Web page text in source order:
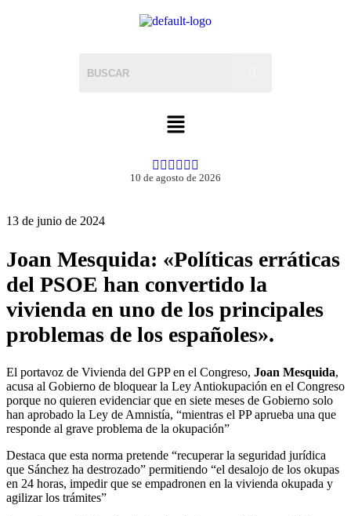
10 de agosto de 2026
13 de junio de 2024
Joan Mesquida: «Políticas erráticas
del PSOE han convertido la
vivienda en uno de los principales
problemas de los españoles».
El portavoz de Vivienda del GPP en el Congreso, Joan Mesquida,
acusa al Gobierno de bloquear la Ley Antiokupación en el Congreso
porque no quieren evidenciar que en siete meses de Gobierno solo
han aprobado la Ley de Amnistía, “mientras el PP aprueba una que
responde al grave problema de la okupación”
Destaca que esta norma pretende “recuperar la seguridad jurídica
que Sánchez ha destrozado” permitiendo “el desalojo de los okupas
en 24 horas, impedir que se empadronen en la vivienda okupada y
agilizar los trámites”